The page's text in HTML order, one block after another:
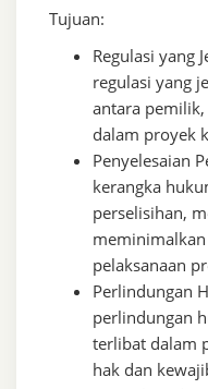
Tujuan:
Regulasi yang
regulasi yang
antara
dalam proyek
Penyelesaian
kerangka
perselisihan,
meminimalkan
pelaksanaan
Perlindungan
perlindungan
terlibat dalam
hak dan